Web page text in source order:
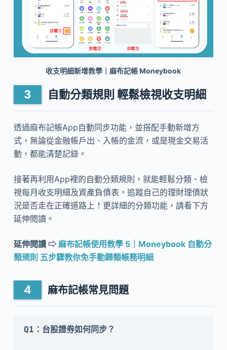
收支明細新增教學｜麻布記帳 Moneybook
自動分類規則 輕鬆檢視收支明細
透過麻布記帳App自動同步功能，並搭配手動新增方
式，無論從金融帳戶出、入帳的金流，或是現金交易活
動，都能清楚記錄。
接著再利用App裡的自動分類規則，就能輕鬆分類、檢
視每月收支明細及資產負債表，追蹤自己的理財理債狀
況是否走在正確道路上！更詳細的分類功能，請看下方
延伸閱讀。
延伸閱讀 ⇨ 麻布記帳使用教學 5｜Moneybook 自動分
類規則 五步驟教你免手動歸類帳務明細
麻布記帳常見問題